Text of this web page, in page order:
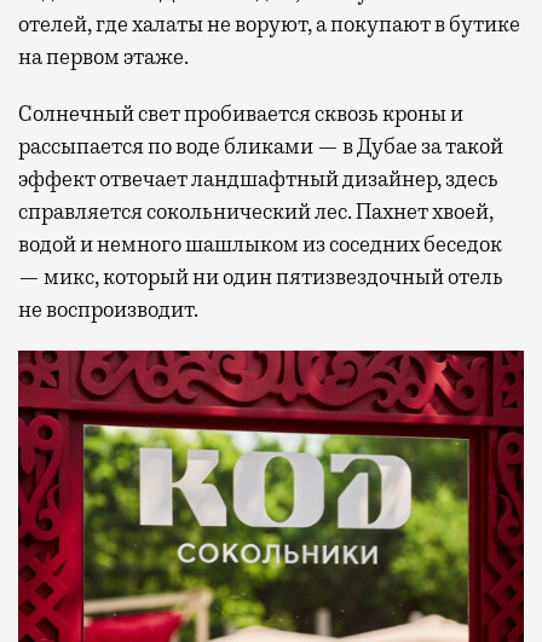
отелей, где халаты не воруют, а покупают в бутике
на первом этаже.
Солнечный свет пробивается сквозь кроны и
рассыпается по воде бликами — в Дубае за такой
эффект отвечает ландшафтный дизайнер, здесь
справляется сокольнический лес. Пахнет хвоей,
водой и немного шашлыком из соседних беседок
— микс, который ни один пятизвездочный отель
не воспроизводит.